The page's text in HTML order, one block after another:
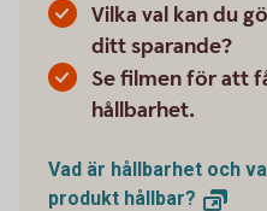
Vilka val kan du
ditt sparande?
Se filmen för att
hållbarhet.
Vad är hållbarhet och
produkt hållbar?